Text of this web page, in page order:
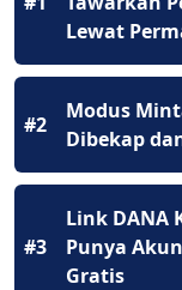
Lewat
#2
Modus
Dibekap
#3
Link DANA
Punya
Gratis